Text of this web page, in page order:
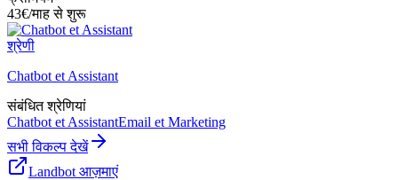
43€/माह से शुरू
श्रेणी
Chatbot et Assistant
संबंधित श्रेणियां
Chatbot et AssistantEmail et Marketing
सभी विकल्प देखें
Landbot आज़माएं